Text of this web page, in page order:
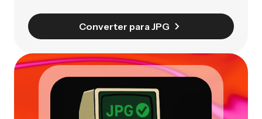
Converter para JPG